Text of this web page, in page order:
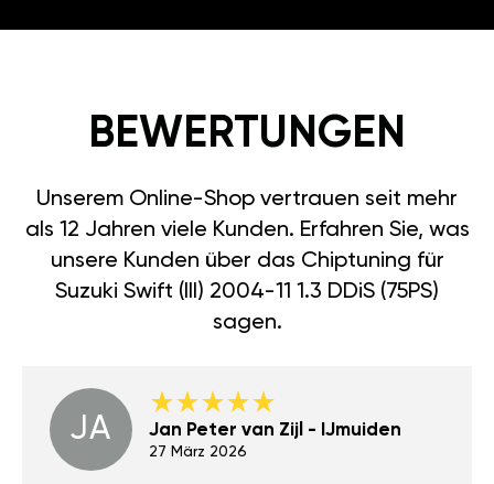
BEWERTUNGEN
als 12 Jahren viele Kunden. Erfahren Sie, was
unsere Kunden über das Chiptuning für
Suzuki Swift (III) 2004-11 1.3 DDiS (75PS)
sagen.
JA Jan Peter van Zijl - IJmuiden
27 März 2026